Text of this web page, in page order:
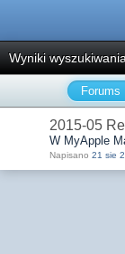
Wyniki wyszukiwania
Forums
2015-05
W MyApple
Napisano 21 sie